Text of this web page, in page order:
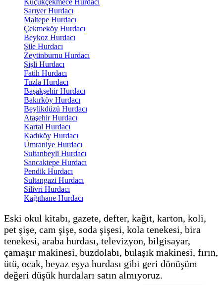
Küçükçekmece Hurdacı
Sarıyer Hurdacı
Maltepe Hurdacı
Çekmeköy Hurdacı
Beykoz Hurdacı
Şile Hurdacı
Zeytinburnu Hurdacı
Şişli Hurdacı
Fatih Hurdacı
Tuzla Hurdacı
Başakşehir Hurdacı
Bakırköy Hurdacı
Beylikdüzü Hurdacı
Ataşehir Hurdacı
Kartal Hurdacı
Kadıköy Hurdacı
Ümraniye Hurdacı
Sultanbeyli Hurdacı
Sancaktepe Hurdacı
Pendik Hurdacı
Sultangazi Hurdacı
Silivri Hurdacı
Kağıthane Hurdacı
Eski okul kitabı, gazete, defter, kağıt, karton, koli,
pet şişe, cam şişe, soda şişesi, kola tenekesi, bira
tenekesi, araba hurdası, televizyon, bilgisayar,
çamaşır makinesi, buzdolabı, bulaşık makinesi, fırın,
ütü, ocak, beyaz eşya hurdası gibi geri dönüşüm
değeri düşük hurdaları satın almıyoruz.